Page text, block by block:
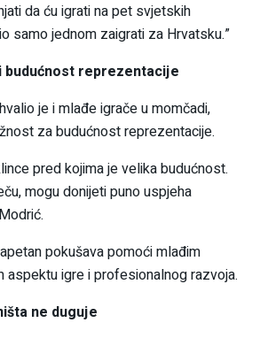
da ću igrati na pet svjetskih
samo jednom zaigrati za Hrvatsku.”
budućnost reprezentacije
je i mlađe igrače u momčadi,
za budućnost reprezentacije.
pred kojima je velika budućnost.
mogu donijeti puno uspjeha
pokušava pomoći mlađim
aspektu igre i profesionalnog razvoja.
ne duguje